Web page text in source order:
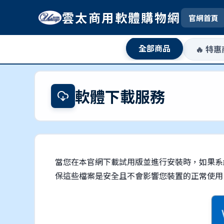
雲太商用軟體購物網 官網首頁
全部商品 🔥 特
軟體下載服務
當您在本官網下載試用版並進行安裝時，如果
保這些檔案是安全且不會影響您裝置的正常使